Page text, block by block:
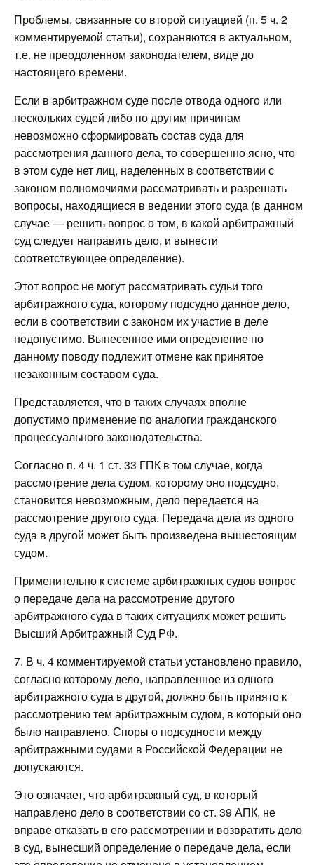
Проблемы, связанные со второй ситуацией (п. 5 ч. 2
комментируемой статьи), сохраняются в актуальном,
т.е. не преодоленном законодателем, виде до
настоящего времени.
Если в арбитражном суде после отвода одного или
нескольких судей либо по другим причинам
невозможно сформировать состав суда для
рассмотрения данного дела, то совершенно ясно, что
в этом суде нет лиц, наделенных в соответствии с
законом полномочиями рассматривать и разрешать
вопросы, находящиеся в ведении этого суда (в данном
случае — решить вопрос о том, в какой арбитражный
суд следует направить дело, и вынести
соответствующее определение).
Этот вопрос не могут рассматривать судьи того
арбитражного суда, которому подсудно данное дело,
если в соответствии с законом их участие в деле
недопустимо. Вынесенное ими определение по
данному поводу подлежит отмене как принятое
незаконным составом суда.
Представляется, что в таких случаях вполне
допустимо применение по аналогии гражданского
процессуального законодательства.
Согласно п. 4 ч. 1 ст. 33 ГПК в том случае, когда
рассмотрение дела судом, которому оно подсудно,
становится невозможным, дело передается на
рассмотрение другого суда. Передача дела из одного
суда в другой может быть произведена вышестоящим
судом.
Применительно к системе арбитражных судов вопрос
о передаче дела на рассмотрение другого
арбитражного суда в таких ситуациях может решить
Высший Арбитражный Суд РФ.
7. В ч. 4 комментируемой статьи установлено правило,
согласно которому дело, направленное из одного
арбитражного суда в другой, должно быть принято к
рассмотрению тем арбитражным судом, в который оно
было направлено. Споры о подсудности между
арбитражными судами в Российской Федерации не
допускаются.
Это означает, что арбитражный суд, в который
направлено дело в соответствии со ст. 39 АПК, не
вправе отказать в его рассмотрении и возвратить дело
в суд, вынесший определение о передаче дела, если